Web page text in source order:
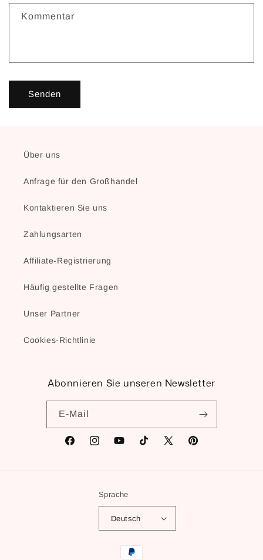
Kommentar
Senden
Über uns
Anfrage für den Großhandel
Kontaktieren Sie uns
Zahlungsarten
Affiliate-Registrierung
Häufig gestellte Fragen
Unser Partner
Cookies-Richtlinie
Abonnieren Sie unseren Newsletter
E-Mail
FacebookInstagramYouTubeTikTok X
Pinterest
Sprache
Deutsch
Zahlungsmethoden